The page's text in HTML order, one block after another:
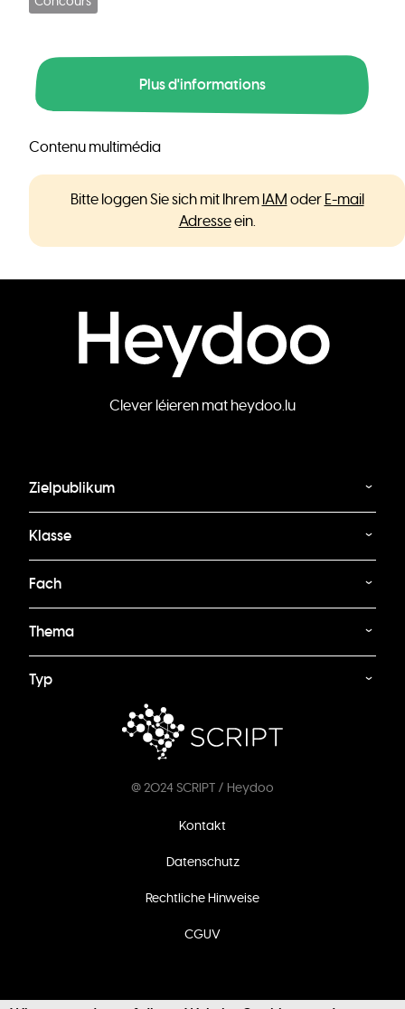
Plus d'informations
Contenu multimédia
Bitte loggen Sie sich mit Ihrem IAM oder E-mail
Adresseein.
Clever léieren mat heydoo.lu
Zielpublikum
Klasse
Fach
Thema
Typ
@ 2024 SCRIPT / Heydoo
Kontakt
Datenschutz
Rechtliche Hinweise
CGUV